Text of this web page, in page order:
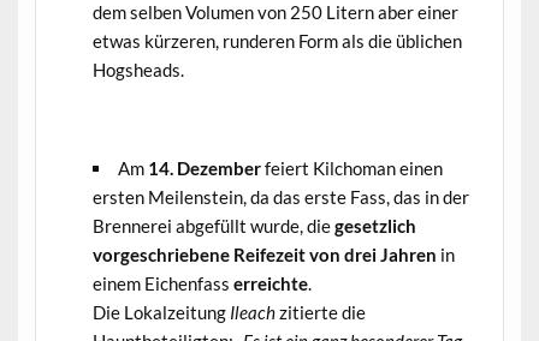
dem selben Volumen von 250 Litern aber einer
etwas kürzeren, runderen Form als die üblichen
Hogsheads.
Am 14. Dezemberfeiert Kilchoman einen
ersten Meilenstein, da das erste Fass, das in der
Brennerei abgefüllt wurde, diegesetzlich
vorgeschriebene Reifezeit von drei Jahren in
einem Eichenfass erreichte.
Die Lokalzeitung Ileachzitierte die